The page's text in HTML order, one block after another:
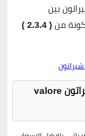
بين
من
( 2.3.4 )
اسعار كمبوند فالوري شيراتون valore